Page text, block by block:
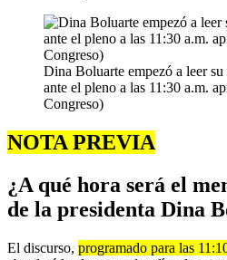
Dina Boluarte empezó a leer
ante el pleno a las 11:30 a.m.
Congreso)
NOTA PREVIA
¿A qué hora será el
de la presidenta Dina
El discurso, programado para las